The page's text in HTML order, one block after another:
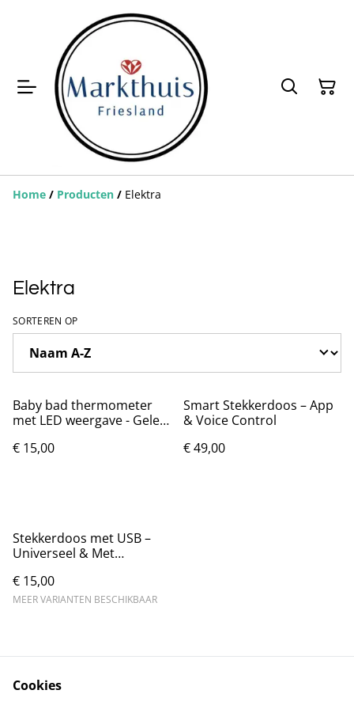
Home / Producten / Elektra
Elektra
SORTEREN OP
Baby bad thermometer
met LED weergave - Gele
€ 15,00
Smart Stekkerdoos – App
& Voice Control
€ 49,00
Stekkerdoos met USB –
Universeel & Met
€ 15,00
MEER VARIANTEN BESCHIKBAAR
Cookies